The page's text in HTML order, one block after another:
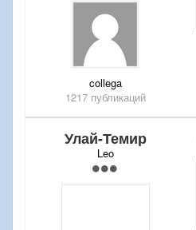
collega
1217 публикаций
Улай-Темир
Leo